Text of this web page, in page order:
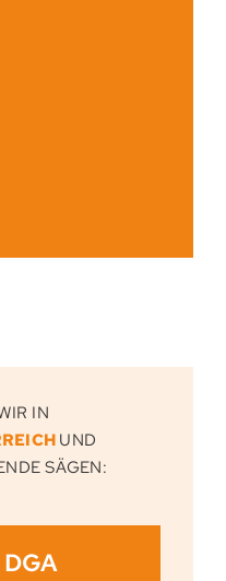
IN
UND
SÄGEN: